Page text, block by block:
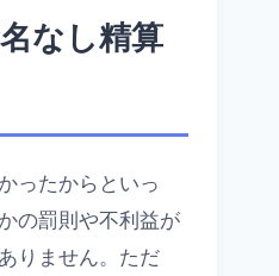
なし精算
ったからといっ
の罰則や不利益が
りません。ただ